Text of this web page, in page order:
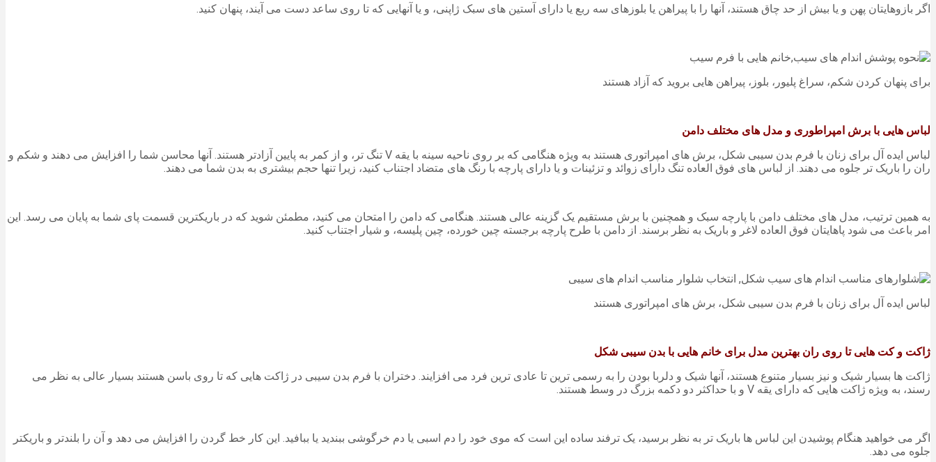
اگر بازوهایتان پهن و یا بیش از حد چاق هستند، آنها را با پیراهن یا بلوزهای سه ربع یا دارای آستین های سبک ژاپنی، و یا آنهایی که تا روی ساعد دست می آیند، پنهان کنید.
برای پنهان کردن شکم، سراغ پلیور، بلوز، پیراهن هایی بروید که آزاد هستند
لباس هایی با برش امپراطوری و مدل های مختلف دامن
لباس ایده آل برای زنان با فرم بدن سیبی شکل، برش های امپراتوری هستند به ویژه هنگامی که بر روی ناحیه سینه با یقه V تنگ تر، و از کمر به پایین آزادتر هستند. آنها محاسن شما را افزایش می دهند و شکم و
ران را باریک تر جلوه می دهند. از لباس های فوق العاده تنگ دارای زوائد و تزئینات و یا دارای پارچه با رنگ های متضاد اجتناب کنید، زیرا تنها حجم بیشتری به بدن شما می دهند.
به همین ترتیب، مدل های مختلف دامن با پارچه سبک و همچنین با برش مستقیم یک گزینه عالی هستند. هنگامی که دامن را امتحان می کنید، مطمئن شوید که در باریکترین قسمت پای شما به پایان می رسد. این
امر باعث می شود پاهایتان فوق العاده لاغر و باریک به نظر برسند. از دامن با طرح پارچه برجسته چین خورده، چین پلیسه، و شیار اجتناب کنید.
لباس ایده آل برای زنان با فرم بدن سیبی شکل، برش های امپراتوری هستند
ژاکت و کت هایی تا روی ران بهترین مدل برای خانم هایی با بدن سیبی شکل
ژاکت ها بسیار شیک و نیز بسیار متنوع هستند، آنها شیک و دلربا بودن را به رسمی ترین تا عادی ترین فرد می افزایند. دختران با فرم بدن سیبی در ژاکت هایی که تا روی باسن هستند بسیار عالی به نظر می
رسند، به ویژه ژاکت هایی که دارای یقه V و با حداکثر دو دکمه بزرگ در وسط هستند.
اگر می خواهید هنگام پوشیدن این لباس ها باریک تر به نظر برسید، یک ترفند ساده این است که موی خود را دم اسبی یا دم خرگوشی ببندید یا ببافید. این کار خط گردن را افزایش می دهد و آن را بلندتر و باریکتر
جلوه می دهد.